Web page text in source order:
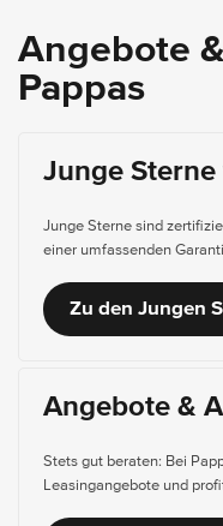
Angebote
Pappas
Junge
Junge Sterne sind
einer umfassenden
Zu den Jungen
Angebote &
Stets gut beraten: Bei
Leasingangebote und